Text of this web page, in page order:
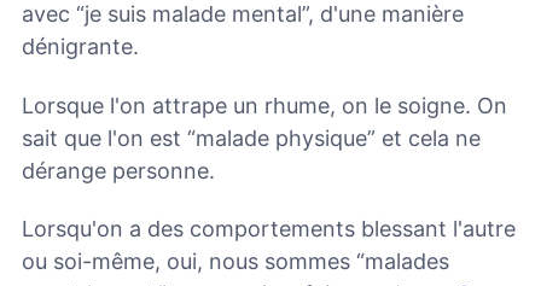
avec “je suis malade mental”, d'une manière
dénigrante.
Lorsque l'on attrape un rhume, on le soigne. On
sait que l'on est “malade physique” et cela ne
dérange personne.
Lorsqu'on a des comportements blessant l'autre
ou soi-même, oui, nous sommes “malades